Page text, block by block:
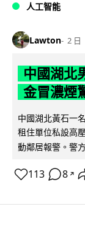
人工智能
Lawton 2 日
中國湖北
金冒濃煙
中國湖北黃石一
租住單位私設高
動鄰居報警。警
113 8 ↗